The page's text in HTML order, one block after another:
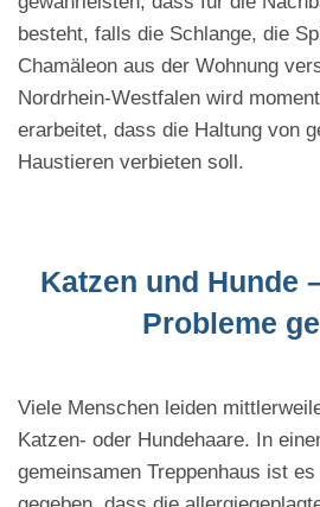
besteht, falls die Schlange, die
Chamäleon aus der Wohnung
Nordrhein-Westfalen wird
erarbeitet, dass die Haltung von
Haustieren verbieten soll.
Katzen und Hunde
Probleme
Viele Menschen leiden
Katzen- oder Hundehaare. In
gemeinsamen Treppenhaus ist